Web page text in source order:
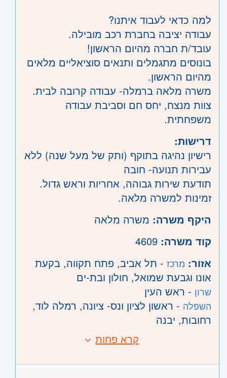
למה כדאי לעבוד איתנו?
עבודה יציבה בחברת רכב מובילה.
עובד/ת חברה מהיום הראשון!
בונוסים מתגמלים ותנאים סוציאליים מלאים
מהיום הראשון.
משרה מלאה ברמלה- עבודה קרובה לבית.
צוות מנצח, יחס חם וסביבת עבודה
משפחתית.
דרישות:
רישיון נהיגה בתוקף (ותק של מעל שנה) ללא
עבירות תנועה- חובה
תודעת שירות גבוהה, אחריות וראש גדול.
זמינות למשרה מלאה.
היקף משרה: משרה מלאה
קוד משרה:
אזור: מרכז - תל אביב, פתח תקווה, בקעת
אונו וגבעת שמואל, חולון ובת-ים
שרון - ראש העין
השפלה - ראשון לציון ונס- ציונה, רמלה לוד,
רחובות, יבנה
קרא פחות